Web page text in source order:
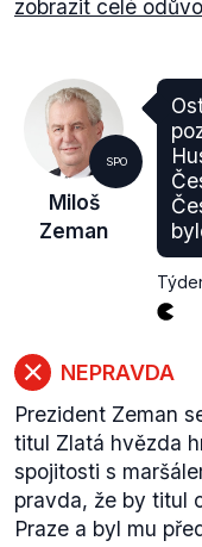
zobrazit celé
SPO
Miloš
Zeman
NEPRAVDA
Prezident Zeman
titul Zlatá hvězda
spojitosti s
pravda, že by titul
Praze a byl mu